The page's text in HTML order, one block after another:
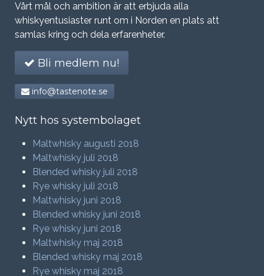
Vårt mål och ambition är att erbjuda alla
whiskyentusiaster runt om i Norden en plats att
samlas kring och dela erfarenheter.
Bli medlem nu!
info@tastenote.se
Nytt hos systembolaget
Maltwhisky augusti 2018
Maltwhisky juli 2018
Blended whisky juli 2018
Rye whisky juli 2018
Maltwhisky juni 2018
Blended whisky juni 2018
Rye whisky juni 2018
Maltwhisky maj 2018
Blended whisky maj 2018
Rye whisky maj 2018